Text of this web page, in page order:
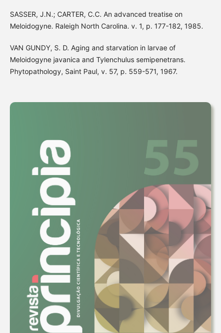
SASSER, J.N.; CARTER, C.C. An advanced treatise on
Meloidogyne. Raleigh North Carolina. v. 1, p. 177-182, 1985.
VAN GUNDY, S. D. Aging and starvation in larvae of
Meloidogyne javanica and Tylenchulus semipenetrans.
Phytopathology, Saint Paul, v. 57, p. 559-571, 1967.